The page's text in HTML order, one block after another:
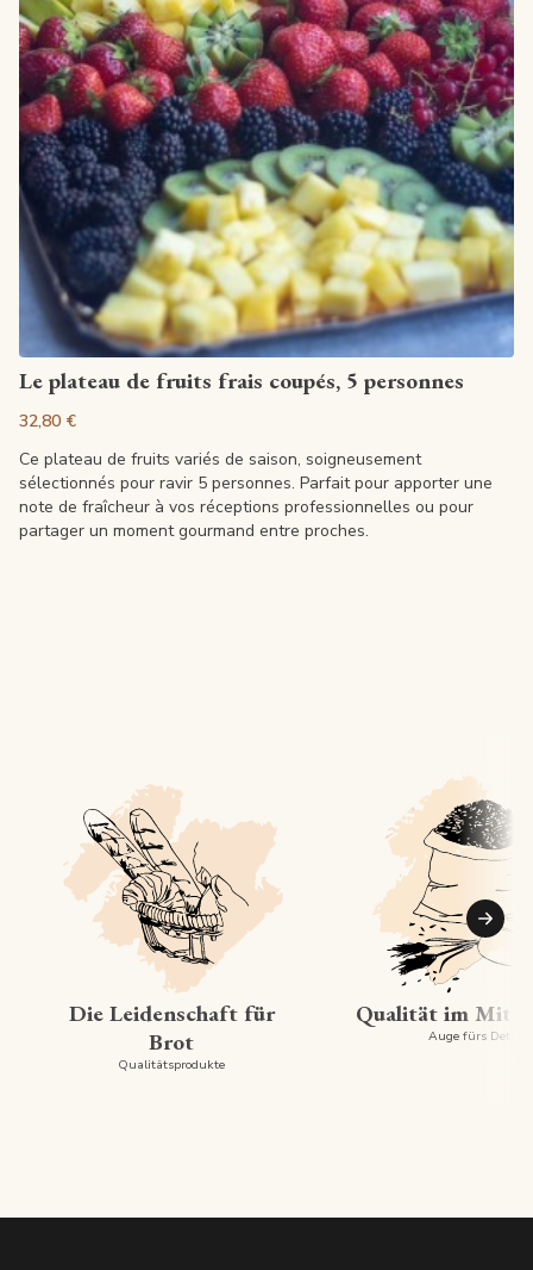
Artikel anzeigen
Le plateau de fruits frais coupés, 5 personnes
32,80 €
Ce plateau de fruits variés de saison, soigneusement
sélectionnés pour ravir 5 personnes. Parfait pour apporter une
note de fraîcheur à vos réceptions professionnelles ou pour
partager un moment gourmand entre proches.
Die Leidenschaft für
Brot
Qualitätsprodukte
Qualität im
Auge fürs Detail